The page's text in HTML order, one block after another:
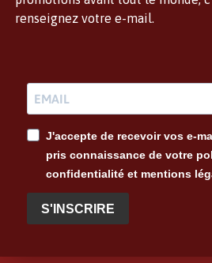
renseignez votre e-mail.
J'accepte de recevoir vos e-
pris connaissance de votre
confidentialité et mentions
S'INSCRIRE